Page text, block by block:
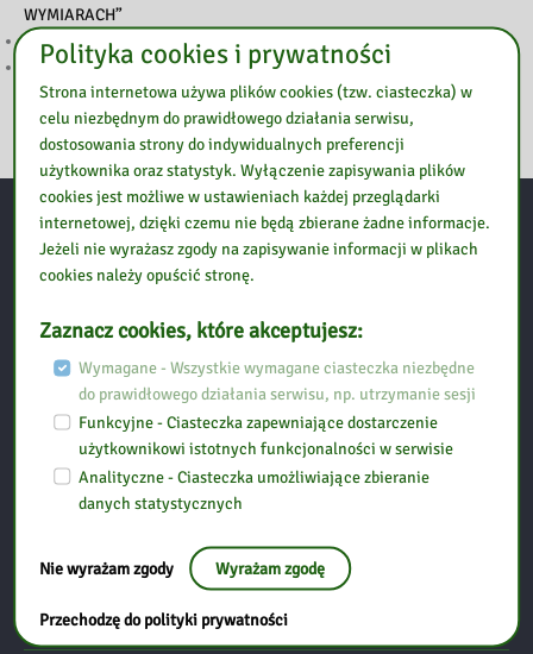
WYMIARACH”
PODSUMOWANIE TYGODNIA BIBLIOTEK
ZAPROSZENIE NA TYDZIEŃ BIBLIOTEK
Kontakt:
Biblioteka Pedagogiczna w Ostrołęce, Filia w Przasnyszu
Ul. Szpitalna 10
06-300 Przasnysz
tel: (29) 752 24 17
przasnysz@bp.ostroleka.pl
Przydatne linki
Ministerstwo Edukacji Narodowej
Polityka cookies i prywatności
Strona internetowa używa plików cookies (tzw. ciasteczka) w
celu niezbędnym do prawidłowego działania serwisu,
dostosowania strony do indywidualnych preferencji
użytkownika oraz statystyk. Wyłączenie zapisywania plików
cookies jest możliwe w ustawieniach każdej przeglądarki
internetowej, dzięki czemu nie będą zbierane żadne informacje.
Jeżeli nie wyrażasz zgody na zapisywanie informacji w plikach
cookies należy opuścić stronę.
Zaznacz cookies, które akceptujesz:
Wymagane - Wszystkie wymagane ciasteczka niezbędne
do prawidłowego działania serwisu, np. utrzymanie sesji
Funkcyjne - Ciasteczka zapewniające dostarczenie
użytkownikowi istotnych funkcjonalności w serwisie
Analityczne - Ciasteczka umożliwiające zbieranie
danych statystycznych
Nie wyrażam zgody Wyrażam zgodę
Przechodzę do polityki prywatności